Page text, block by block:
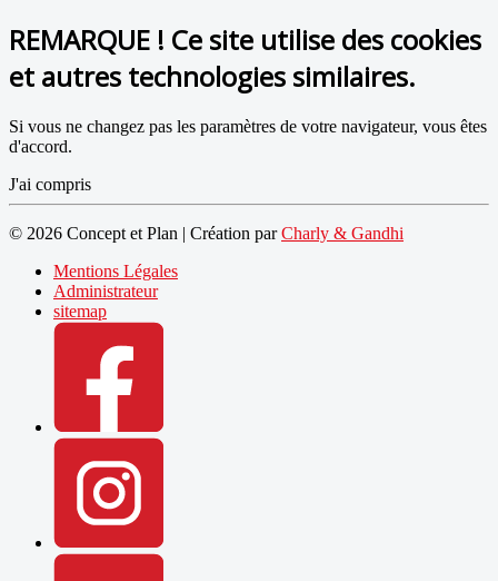
REMARQUE ! Ce site utilise des cookies
et autres technologies similaires.
Si vous ne changez pas les paramètres de votre navigateur, vous êtes
d'accord.
J'ai compris
© 2026 Concept et Plan | Création parCharly & Gandhi
Mentions Légales
Administrateur
sitemap